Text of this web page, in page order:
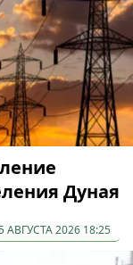
Дуная
АВГУСТА 2026 18:25